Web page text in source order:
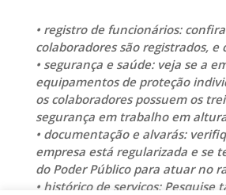
• registro de funcionários:
colaboradores são registrados, e
• segurança e saúde: veja se a
equipamentos de proteção
os colaboradores possuem os
segurança em trabalho em
• documentação e alvarás:
empresa está regularizada e se
do Poder Público para atuar no
• histórico de serviços: Pesquise